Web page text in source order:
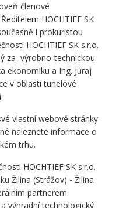
členové
HOCHTIEF SK
i prokuristou
HOCHTIEF SK s.r.o.
za výrobno-technickou
ekonomiku a Ing. Juraj
v oblasti tunelové
vlastní webové stránky
naleznete informace o
trhu.
HOCHTIEF SK s.r.o.
Žilina (Strážov) - Žilina
partnerem
výhradní technologický